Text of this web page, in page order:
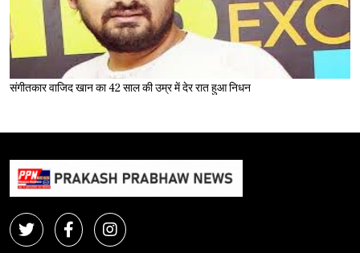
संगीतकार वाजिद खान का 42 साल की उम्र में देर रात हुआ निधन